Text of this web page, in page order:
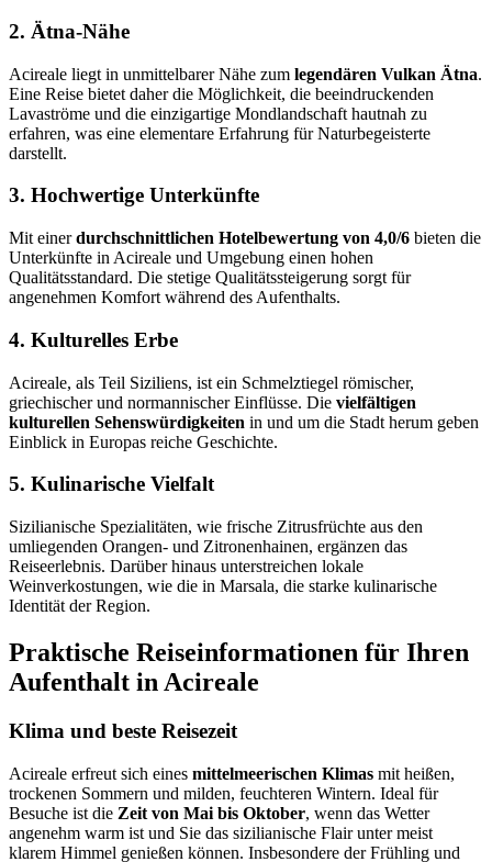
2. Ätna-Nähe
Acireale liegt in unmittelbarer Nähe zum legendären Vulkan Ätna.
Eine Reise bietet daher die Möglichkeit, die beeindruckenden
Lavaströme und die einzigartige Mondlandschaft hautnah zu
erfahren, was eine elementare Erfahrung für Naturbegeisterte
darstellt.
3. Hochwertige Unterkünfte
Mit einerdurchschnittlichen Hotelbewertung von 4,0/6 bieten die
Unterkünfte in Acireale und Umgebung einen hohen
Qualitätsstandard. Die stetige Qualitätssteigerung sorgt für
angenehmen Komfort während des Aufenthalts.
4. Kulturelles Erbe
Acireale, als Teil Siziliens, ist ein Schmelztiegel römischer,
griechischer und normannischer Einflüsse. Die vielfältigen
kulturellen Sehenswürdigkeiten in und um die Stadt herum geben
Einblick in Europas reiche Geschichte.
5. Kulinarische Vielfalt
Sizilianische Spezialitäten, wie frische Zitrusfrüchte aus den
umliegenden Orangen- und Zitronenhainen, ergänzen das
Reiseerlebnis. Darüber hinaus unterstreichen lokale
Weinverkostungen, wie die in Marsala, die starke kulinarische
Identität der Region.
Praktische Reiseinformationen für Ihren
Aufenthalt in Acireale
Klima und beste Reisezeit
Acireale erfreut sich eines mittelmeerischen Klimas mit heißen,
trockenen Sommern und milden, feuchteren Wintern. Ideal für
Besuche ist die Zeit von Mai bis Oktober, wenn das Wetter
angenehm warm ist und Sie das sizilianische Flair unter meist
klarem Himmel genießen können. Insbesondere der Frühling und